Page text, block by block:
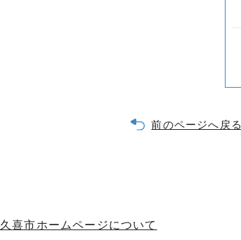
前のページへ戻る
久喜市ホームページについて